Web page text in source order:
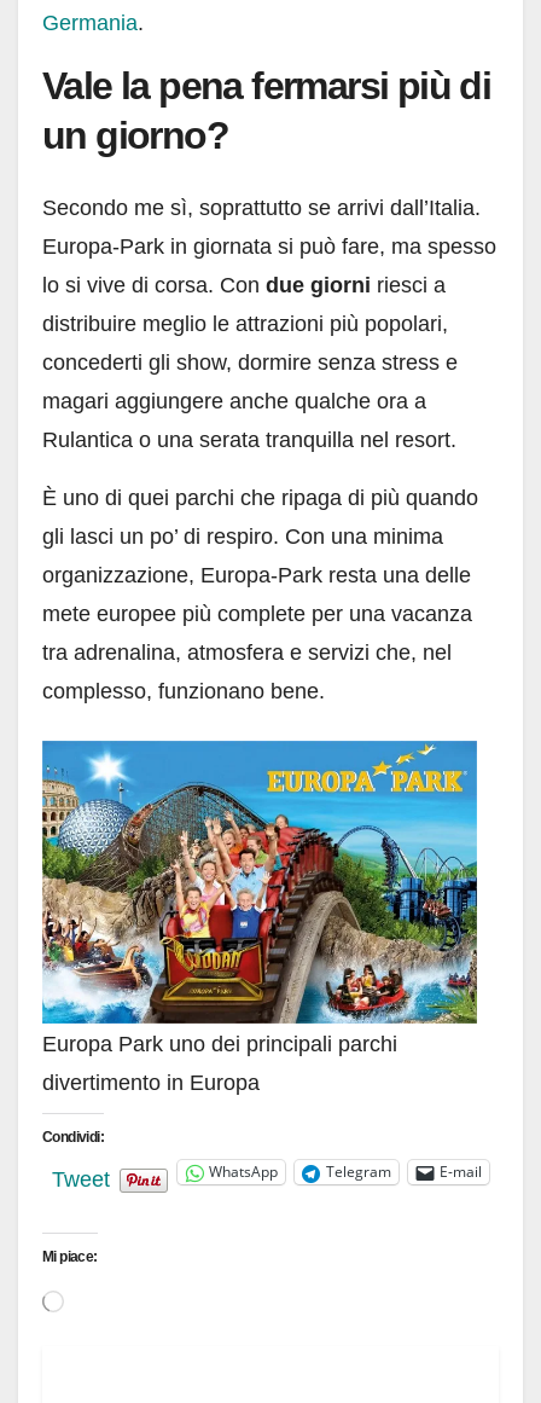
Germania.
Vale la pena fermarsi più di
un giorno?
Secondo me sì, soprattutto se arrivi dall’Italia.
Europa-Park in giornata si può fare, ma spesso
lo si vive di corsa. Con due giorni riesci a
distribuire meglio le attrazioni più popolari,
concederti gli show, dormire senza stress e
magari aggiungere anche qualche ora a
Rulantica o una serata tranquilla nel resort.
È uno di quei parchi che ripaga di più quando
gli lasci un po’ di respiro. Con una minima
organizzazione, Europa-Park resta una delle
mete europee più complete per una vacanza
tra adrenalina, atmosfera e servizi che, nel
complesso, funzionano bene.
Europa Park uno dei principali parchi
divertimento in Europa
Condividi:
Tweet WhatsApp Telegram E-mail
Mi piace: